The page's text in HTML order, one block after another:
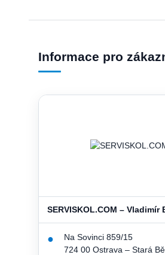
Informace pro
SERVISKOL.COM – Vladimír
●
Na Sovinci 859/15
724 00 Ostrava – Stará